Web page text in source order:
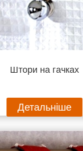
Штори на гачках
Детальніше